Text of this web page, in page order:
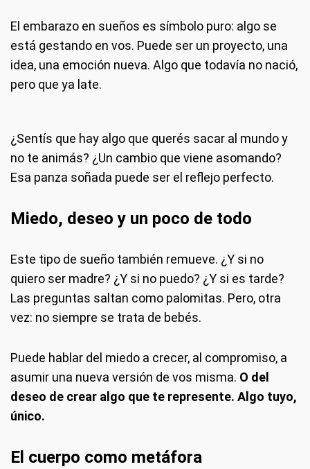
El embarazo en sueños es símbolo puro: algo se
está gestando en vos. Puede ser un proyecto, una
idea, una emoción nueva. Algo que todavía no nació,
pero que ya late.
¿Sentís que hay algo que querés sacar al mundo y
no te animás? ¿Un cambio que viene asomando?
Esa panza soñada puede ser el reflejo perfecto.
Miedo, deseo y un poco de todo
Este tipo de sueño también remueve. ¿Y si no
quiero ser madre? ¿Y si no puedo? ¿Y si es tarde?
Las preguntas saltan como palomitas. Pero, otra
vez: no siempre se trata de bebés.
Puede hablar del miedo a crecer, al compromiso, a
asumir una nueva versión de vos misma. O del
deseo de crear algo que te represente. Algo tuyo,
único.
El cuerpo como metáfora